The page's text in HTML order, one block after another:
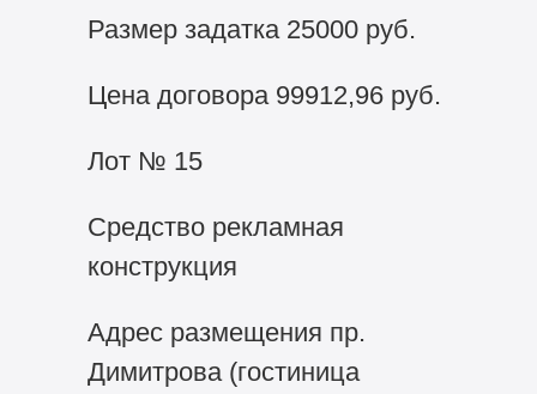
Размер задатка 25000 руб.
Цена договора 99912,96 руб.
Лот № 15
Средство рекламная
конструкция
Адрес размещения пр.
Димитрова (гостиница